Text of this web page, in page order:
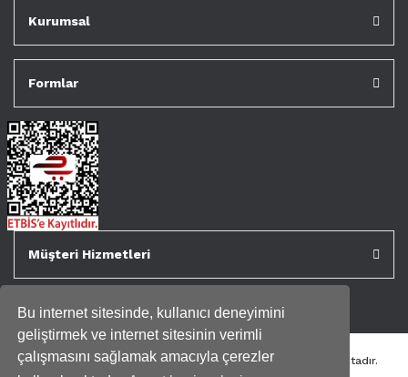
Bu internet sitesinde, kullanıcı deneyimini
geliştirmek ve internet sitesinin verimli
çalışmasını sağlamak amacıyla çerezler
Kurumsal
Formlar
Müşteri Hizmetleri
Tüm kredi kartı bilgileriniz 256bit SSL Sertifikası ile korunmaktadır.